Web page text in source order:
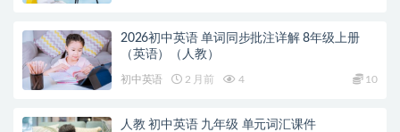
2026初中英语 单词同步批注详解 8年级上册
（英语）（人教）
初中英语 2 月前 4 10
人教 初中英语 九年级 单元词汇课件